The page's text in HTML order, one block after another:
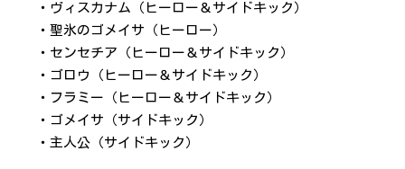
・ヴィスカナム（ヒーロー＆サイドキック）
・聖氷のゴメイサ（ヒーロー）
・センセチア（ヒーロー＆サイドキック）
・ゴロウ（ヒーロー＆サイドキック）
・フラミー（ヒーロー＆サイドキック）
・ゴメイサ（サイドキック）
・主人公（サイドキック）